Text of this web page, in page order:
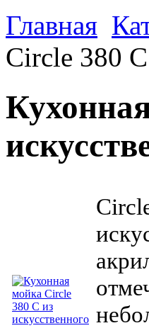
Главная
Circle 380 C